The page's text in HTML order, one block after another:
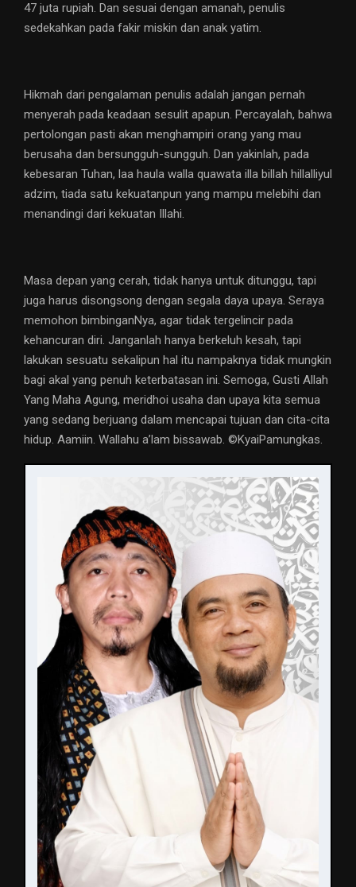
47 juta rupiah. Dan sesuai dengan amanah, penulis
sedekahkan pada fakir miskin dan anak yatim.
Hikmah dari pengalaman penulis adalah jangan pernah
menyerah pada keadaan sesulit apapun. Percayalah, bahwa
pertolongan pasti akan menghampiri orang yang mau
berusaha dan bersungguh-sungguh. Dan yakinlah, pada
kebesaran Tuhan, laa haula walla quawata illa billah hillalliyul
adzim, tiada satu kekuatanpun yang mampu melebihi dan
menandingi dari kekuatan Illahi.
Masa depan yang cerah, tidak hanya untuk ditunggu, tapi
juga harus disongsong dengan segala daya upaya. Seraya
memohon bimbinganNya, agar tidak tergelincir pada
kehancuran diri. Janganlah hanya berkeluh kesah, tapi
lakukan sesuatu sekalipun hal itu nampaknya tidak mungkin
bagi akal yang penuh keterbatasan ini. Semoga, Gusti Allah
Yang Maha Agung, meridhoi usaha dan upaya kita semua
yang sedang berjuang dalam mencapai tujuan dan cita-cita
hidup. Aamiin. Wallahu a’lam bissawab. ©️KyaiPamungkas.